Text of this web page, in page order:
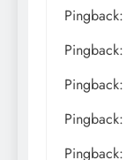
Pingback:
Pingback:
Pingback:
Pingback:
Pingback: